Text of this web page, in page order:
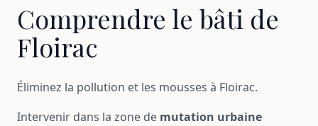
Comprendre le bâti de
Floirac
Éliminez la pollution et les mousses à Floirac.
Intervenir dans la zone de mutation urbaine